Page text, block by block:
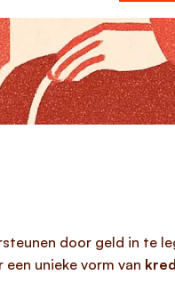
door geld in te
unieke vorm van